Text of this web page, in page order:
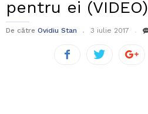
pentru ei (VIDEO)
De către Ovidiu Stan 3 iulie 2017